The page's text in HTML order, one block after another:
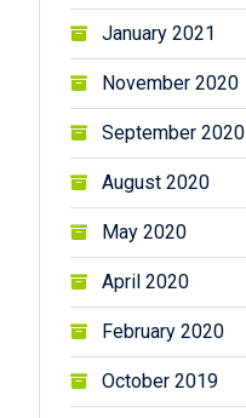
January 2021
November 2020
September 2020
August 2020
May 2020
April 2020
February 2020
October 2019